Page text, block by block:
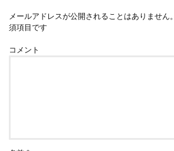
メールアドレスが公開されることはありません。
須項目です
コメント